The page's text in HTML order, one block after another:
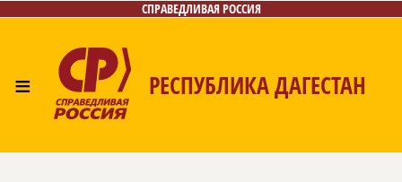
СПРАВЕДЛИВАЯ РОССИЯ
≡ РЕСПУБЛИКА ДАГЕСТАН